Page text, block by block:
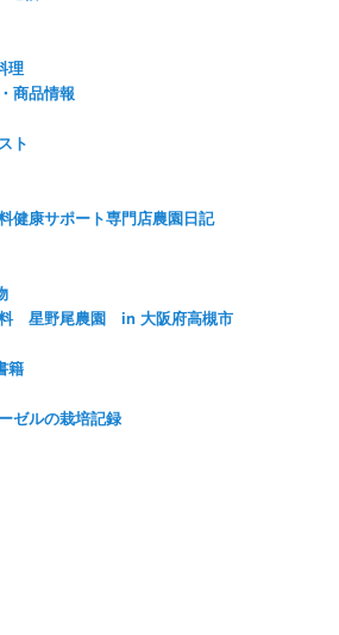
理
商品情報
ト
健康サポート専門店農園日記
料 星野尾農園 in 大阪府高槻市
籍
ゼルの栽培記録